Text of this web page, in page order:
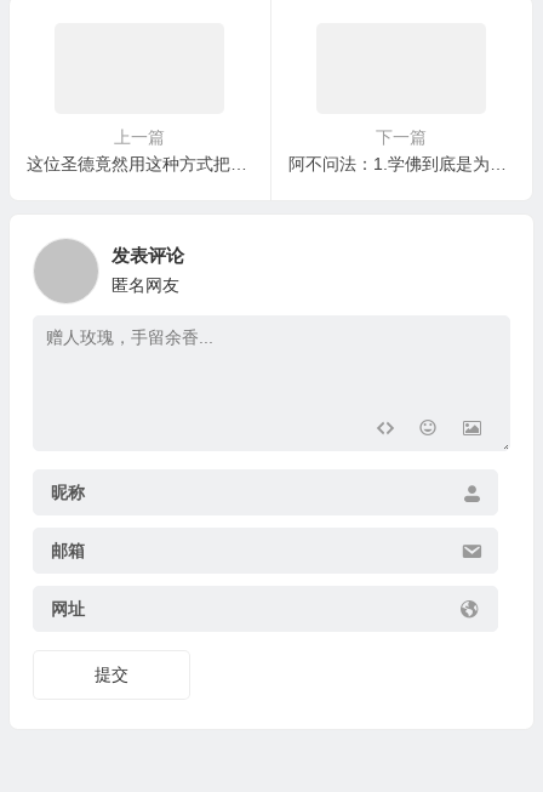
上一篇
这位圣德竟然用这种方式把鱼超渡成了天人
下一篇
阿不问法：1.学佛到底是为了什么？
发表评论
匿名网友
昵称
邮箱
网址
提交